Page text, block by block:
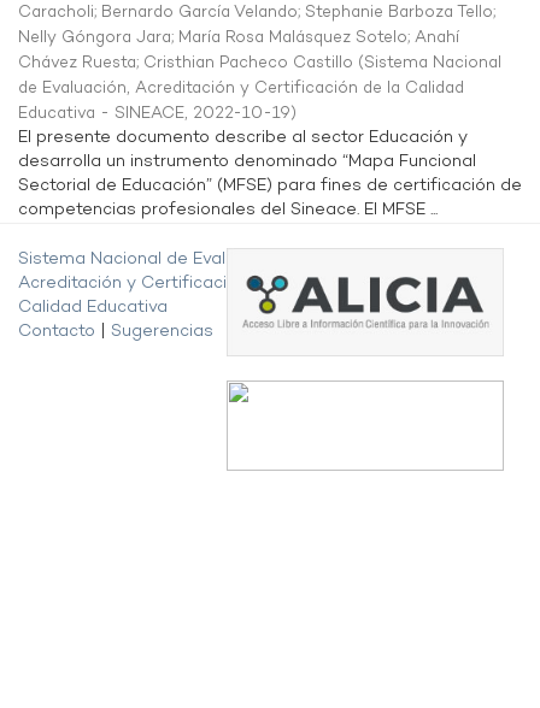
Caracholi; Bernardo García Velando; Stephanie Barboza Tello;
Nelly Góngora Jara; María Rosa Malásquez Sotelo; Anahí
Chávez Ruesta; Cristhian Pacheco Castillo (Sistema Nacional
de Evaluación, Acreditación y Certificación de la Calidad
Educativa - SINEACE, 2022-10-19)
El presente documento describe al sector Educación y
desarrolla un instrumento denominado “Mapa Funcional
Sectorial de Educación” (MFSE) para fines de certificación de
competencias profesionales del Sineace. El MFSE ...
Sistema Nacional de Evaluación,
Acreditación y Certificación de la
Calidad Educativa
Contacto
Sugerencias